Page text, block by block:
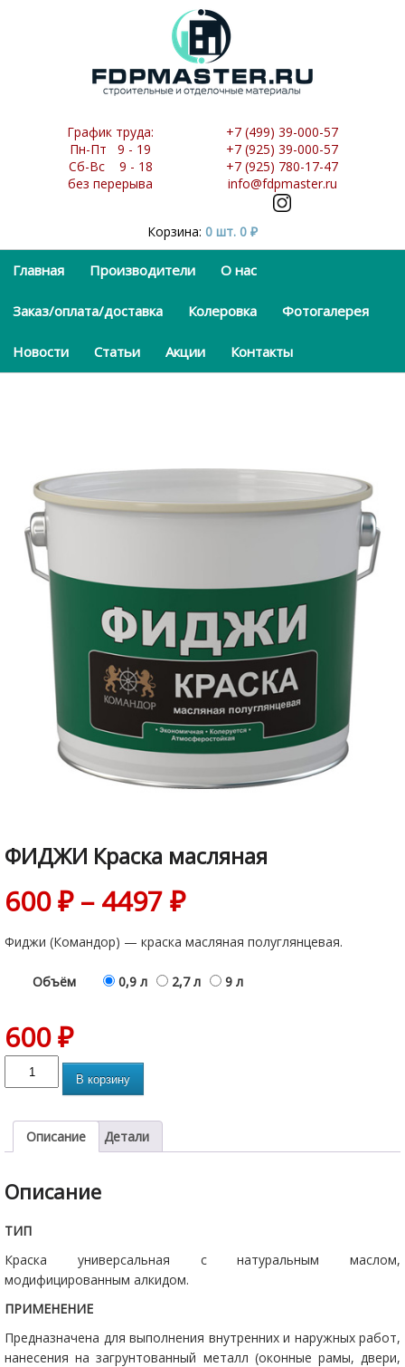
График труда:
Пн-Пт 9 - 19
Сб-Вс 9 - 18
без перерыва
+7 (499) 39-000-57
+7 (925) 39-000-57
+7 (925) 780-17-47
info@fdpmaster.ru
Корзина: 0 шт. 0 ₽
Главная Производители О нас
Заказ/оплата/доставка Колеровка Фотогалерея
Новости Статьи Акции Контакты
ФИДЖИ Краска масляная
600₽ – 4497₽
Фиджи (Командор) — краска масляная полуглянцевая.
Объём 0,9 л 2,7 л 9 л
600₽
В корзину
Описание Детали
Описание
ТИП
Краска универсальная с натуральным маслом,
модифицированным алкидом.
ПРИМЕНЕНИЕ
Предназначена для выполнения внутренних и наружных работ,
нанесения на загрунтованный металл (оконные рамы, двери,